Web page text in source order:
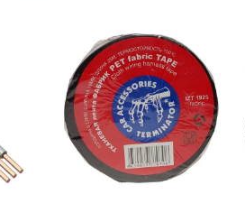
металлическая клипса;
Сделано в России
485290240000SMRV10